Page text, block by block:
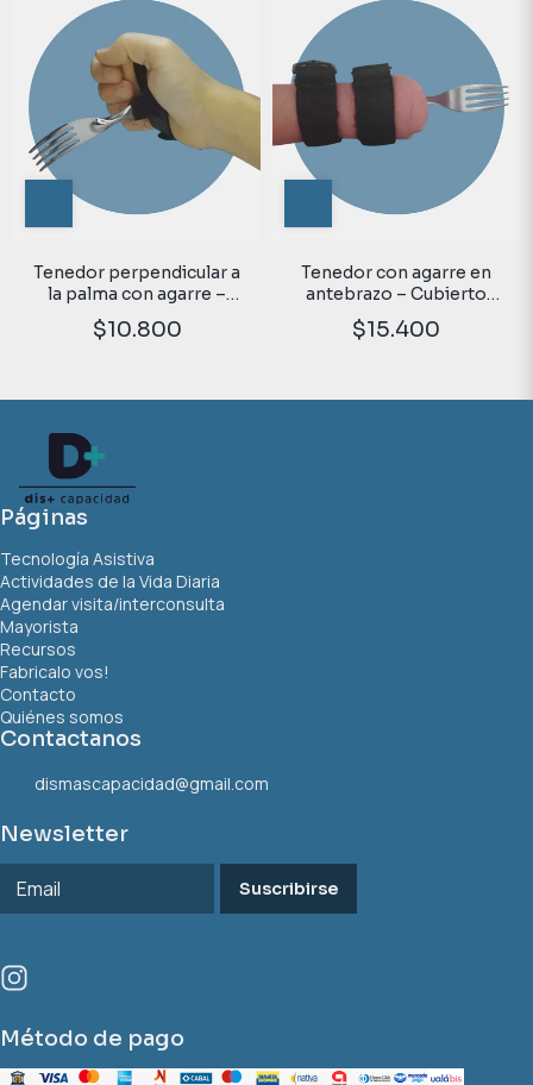
Tenedor perpendicular a
la palma con agarre –
Cubierto adaptado para
uso en pronación
$10.800
Tenedor con agarre en
antebrazo – Cubierto
adaptado para
amputación o agenesia de
$15.400
Páginas
Tecnología Asistiva
Actividades de la Vida Diaria
Agendar visita/interconsulta
Mayorista
Recursos
Fabricalo vos!
Contacto
Quiénes somos
Contactanos
dismascapacidad@gmail.com
Newsletter
Suscribirse
Método de pago